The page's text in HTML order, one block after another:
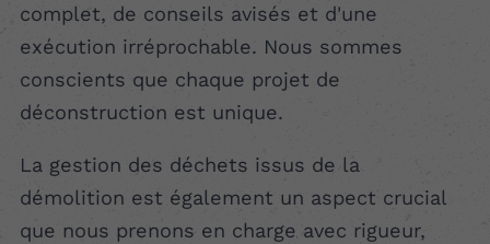
complet, de conseils avisés et d'une
exécution irréprochable. Nous sommes
conscients que chaque projet de
déconstruction est unique.
La gestion des déchets issus de la
démolition est également un aspect crucial
que nous prenons en charge avec rigueur,